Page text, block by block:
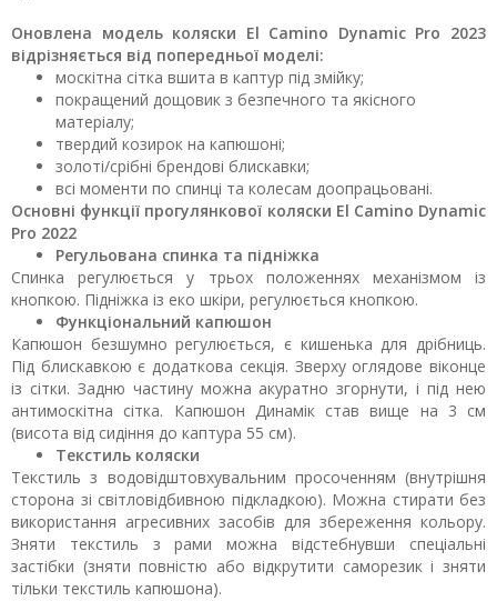
Оновлена модель коляски El Camino Dynamic Pro 2023
відрізняється від попередньої моделі:
москітна сітка вшита в каптур під змійку;
покращений дощовик з безпечного та якісного
матеріалу;
твердий козирок на капюшоні;
золоті/срібні брендові блискавки;
всі моменти по спинці та колесам доопрацьовані.
Основні функції прогулянкової коляски El Camino Dynamic
Pro 2022
Регульована спинка та підніжка
Спинка регулюється у трьох положеннях механізмом із
кнопкою. Підніжка із еко шкіри, регулюється кнопкою.
Функціональний капюшон
Капюшон безшумно регулюється, є кишенька для дрібниць.
Під блискавкою є додаткова секція. Зверху оглядове віконце
із сітки. Задню частину можна акуратно згорнути, і під нею
антимоскітна сітка. Капюшон Динамік став вище на 3 см
(висота від сидіння до каптура 55 см).
Текстиль коляски
Текстиль з водовідштовхувальним просоченням (внутрішня
сторона зі світловідбивною підкладкою). Можна стирати без
використання агресивних засобів для збереження кольору.
Зняти текстиль з рами можна відстебнувши спеціальні
застібки (зняти повністю або відкрутити саморезик і зняти
тільки текстиль капюшона).